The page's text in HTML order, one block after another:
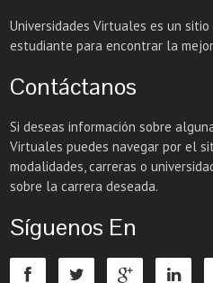
Universidades Virtuales es un
estudiante para encontrar la
Contáctanos
Si deseas información sobre
Virtuales puedes navegar por el
modalidades, carreras o
sobre la carrera deseada.
Síguenos En